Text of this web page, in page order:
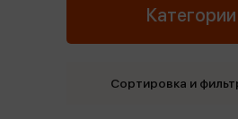
Категории
Сортировка и